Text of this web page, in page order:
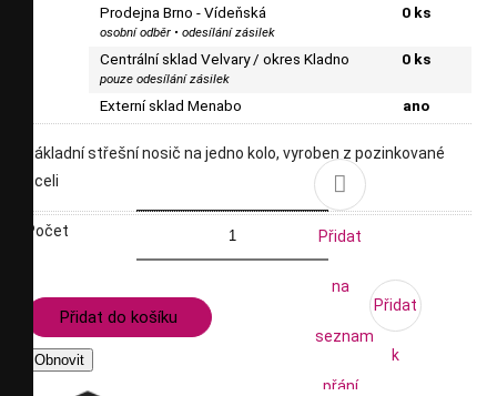
Prodejna Brno - Vídeňská
osobní odběr • odesílání zásilek
0 ks
Centrální sklad Velvary / okres Kladno
pouze odesílání zásilek
0 ks
Externí sklad Menabo ano
základní střešní nosič na jedno kolo, vyroben z pozinkované
oceli
Počet
Přidat do košíku

Přidat
na
seznam
přání
Přidat
k